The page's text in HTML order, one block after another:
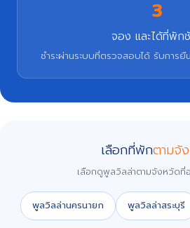
3
จอง และได้ที่พัก
ชำระผ่านระบบที่ตรวจสอบได้ รับการ
เลือกที่พักตามจั
เลือกดูพูลวิลล่าตามจังหวัดที่อ
พูลวิลล่านครนายก พูลวิลล่าสระบุรี